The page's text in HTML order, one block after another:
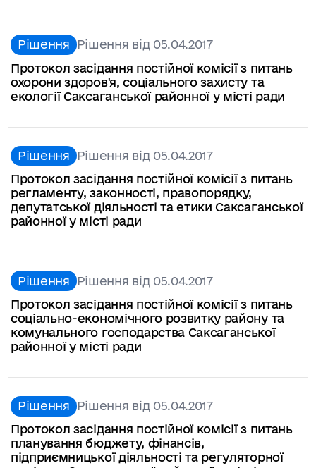
Рішення Рішення від 05.04.2017
Протокол засідання постійної комісії з питань
охорони здоров'я, соціального захисту та
екології Саксаганської районної у місті ради
Рішення Рішення від 05.04.2017
Протокол засідання постійної комісії з питань
регламенту, законності, правопорядку,
депутатської діяльності та етики Саксаганської
районної у місті ради
Рішення Рішення від 05.04.2017
Протокол засідання постійної комісії з питань
соціально-економічного розвитку району та
комунального господарства Саксаганської
районної у місті ради
Рішення Рішення від 05.04.2017
Протокол засідання постійної комісії з питань
планування бюджету, фінансів,
підприємницької діяльності та регуляторної